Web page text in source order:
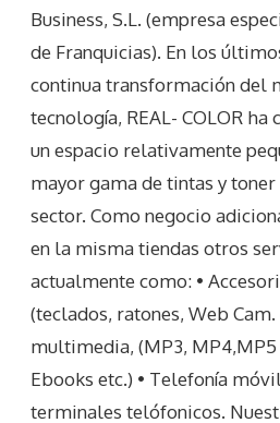
Business, S.L. (empresa
de Franquicias). En los
continua transformación del
tecnología, REAL- COLOR ha
un espacio relativamente
mayor gama de tintas y
sector. Como negocio
en la misma tiendas otros
actualmente como: •
(teclados, ratones, Web Cam.
multimedia, (MP3,
Ebooks etc.) • Telefonía
terminales telófonicos.